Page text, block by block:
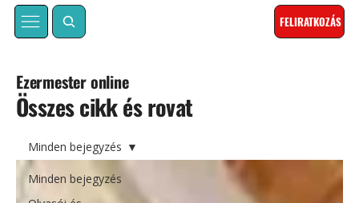
FELIRATKOZÁS
Összes cikk és rovat
Ezermester online
Minden bejegyzés
Minden bejegyzés